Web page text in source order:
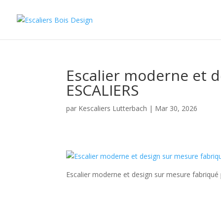
Escalier moderne et
ESCALIERS
par Kescaliers Lutterbach | Mar 30, 2026
Escalier moderne et design sur mesure fabriqué